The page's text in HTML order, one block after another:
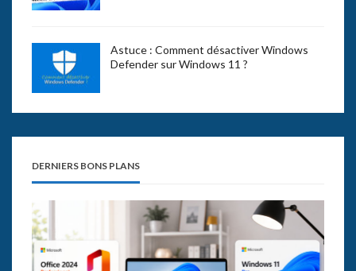
Astuce : Comment désactiver Windows
Defender sur Windows 11 ?
DERNIERS BONS PLANS